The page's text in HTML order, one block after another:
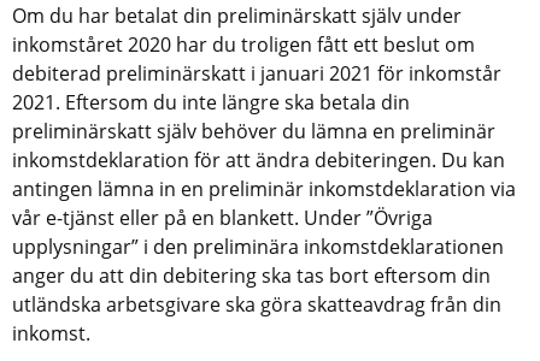
Om du har betalat din preliminärskatt själv under
inkomståret 2020 har du troligen fått ett beslut om
debiterad preliminärskatt i januari 2021 för inkomstår
2021. Eftersom du inte längre ska betala din
preliminärskatt själv behöver du lämna en preliminär
inkomstdeklaration för att ändra debiteringen. Du kan
antingen lämna in en preliminär inkomstdeklaration via
vår e-tjänst eller på en blankett. Under ”Övriga
upplysningar” i den preliminära inkomstdeklarationen
anger du att din debitering ska tas bort eftersom din
utländska arbetsgivare ska göra skatteavdrag från din
inkomst.